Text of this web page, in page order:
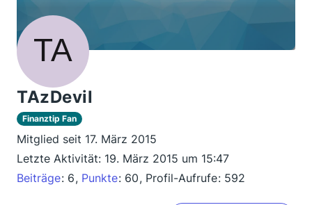
TAzDevil
Finanztip Fan
Mitglied seit 17. März 2015
Letzte Aktivität: 19. März 2015 um 15:47
Beiträge 6 Punkte 60 Profil-Aufrufe 592